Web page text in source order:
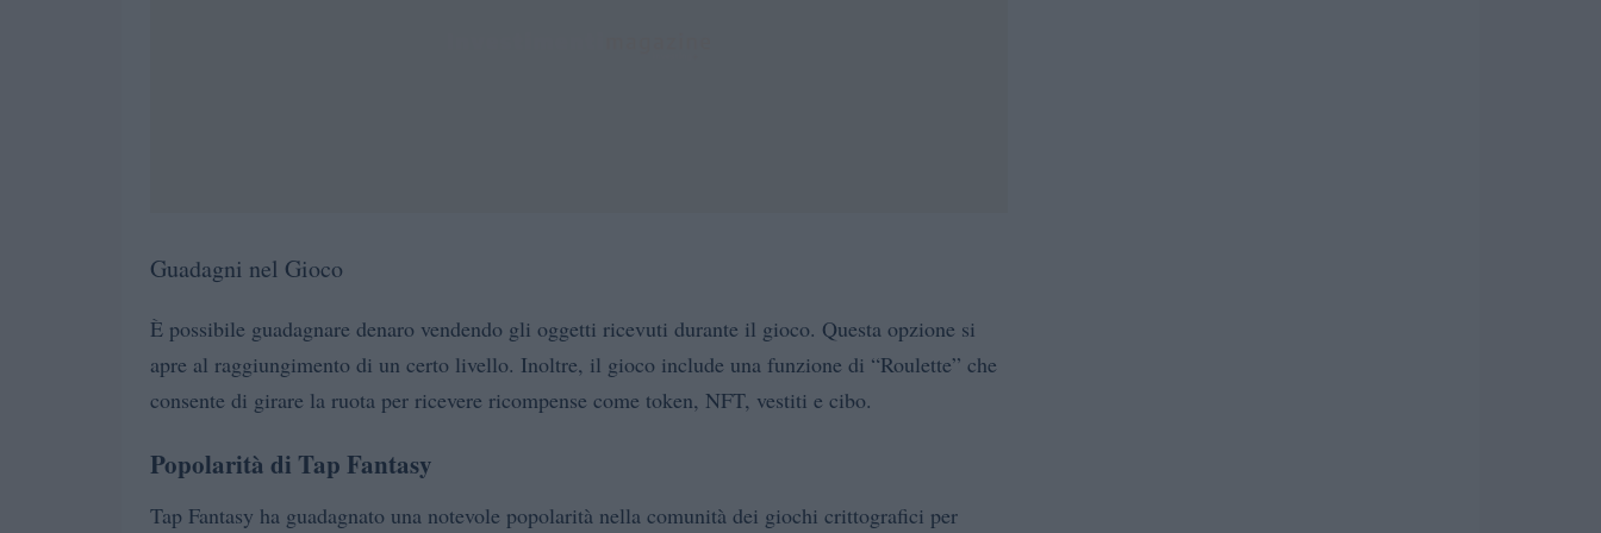
Guadagni nel Gioco
È possibile guadagnare denaro vendendo gli oggetti ricevuti durante il gioco. Questa opzione si
apre al raggiungimento di un certo livello. Inoltre, il gioco include una funzione di “Roulette” che
consente di girare la ruota per ricevere ricompense come token, NFT, vestiti e cibo.
Popolarità di Tap Fantasy
Tap Fantasy ha guadagnato una notevole popolarità nella comunità dei giochi crittografici per